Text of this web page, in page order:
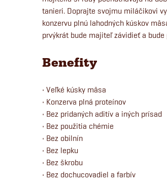
tanieri. Doprajte svojmu miláčikovi
konzervu plnú lahodných kúskov
prvýkrát bude majiteľ závidieť a
Benefity
• Veľké kúsky mäsa
• Konzerva plná proteínov
• Bez pridaných aditív a iných prísad
• Bez použitia chémie
• Bez obilnín
• Bez lepku
• Bez škrobu
• Bez dochucovadiel a farbív